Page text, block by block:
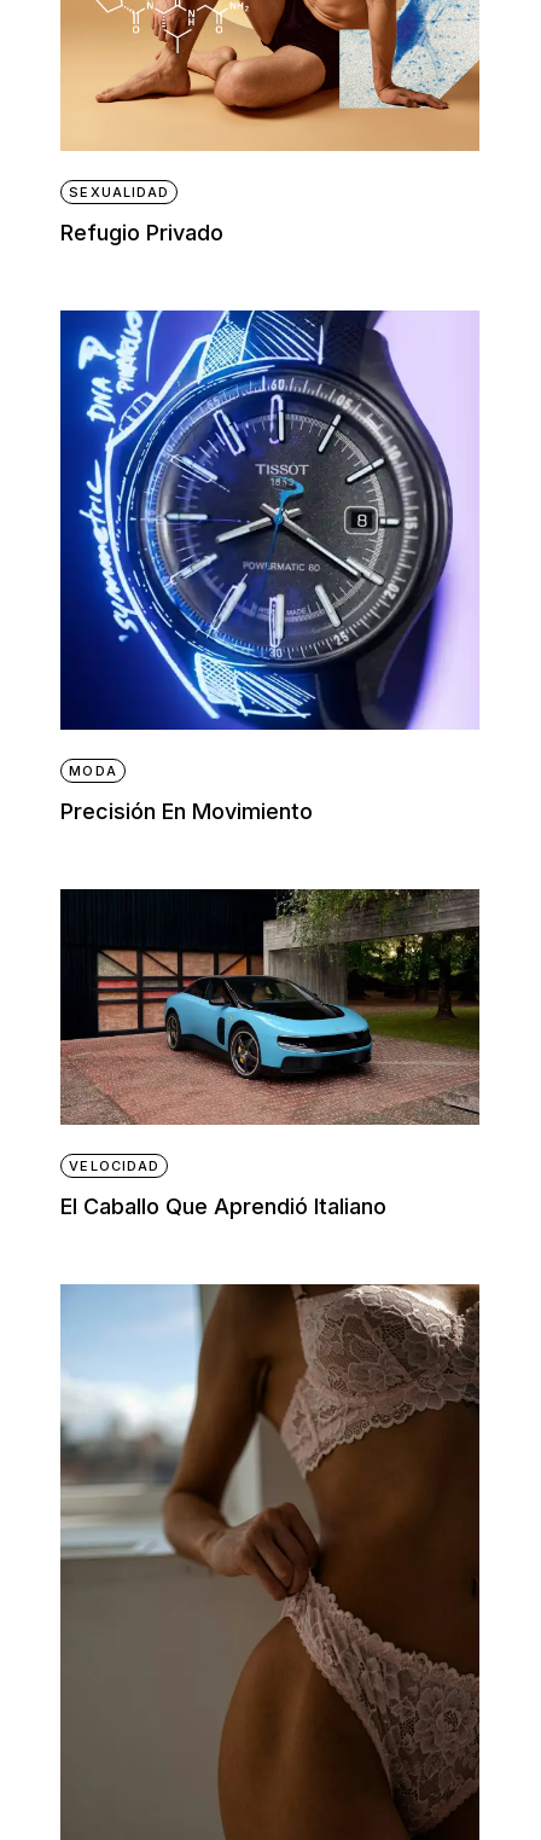
SEXUALIDAD
Refugio Privado
MODA
Precisión En Movimiento
VELOCIDAD
El Caballo Que Aprendió Italiano